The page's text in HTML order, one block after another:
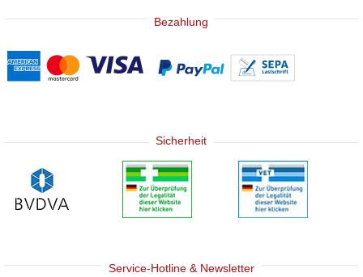
Bezahlung
Sicherheit
Service-Hotline & Newsletter